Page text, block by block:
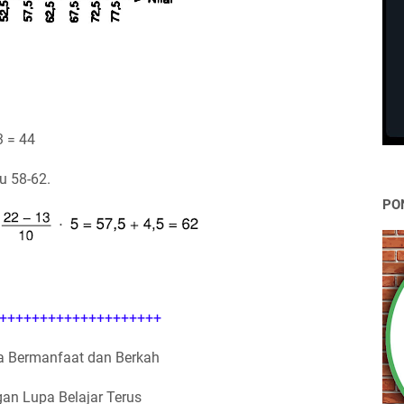
= 44
58-62.
Bermanfaat dan Berkah
Lupa Belajar Terus